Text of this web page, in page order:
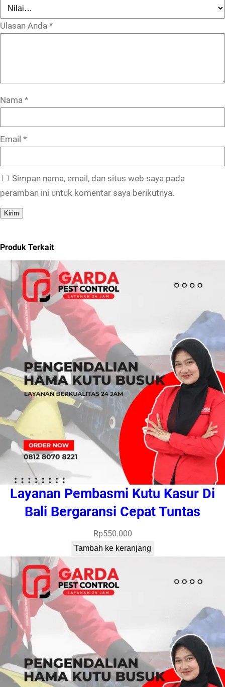
Ulasan Anda *
Nama *
Email *
Simpan nama, email, dan situs web saya pada
peramban ini untuk komentar saya berikutnya.
Produk Terkait
Layanan Pembasmi Kutu Kasur Di
Bali Bergaransi Cepat Tuntas
Rp550.000
Tambah ke keranjang